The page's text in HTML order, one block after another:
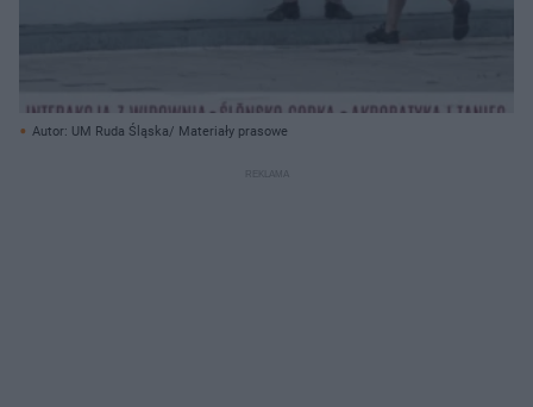
Autor: UM Ruda Śląska/ Materiały prasowe